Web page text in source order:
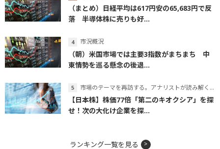
（まとめ）日経平均は617円安の65,683円で反
落 半導体株に売りも好...
市況概況
（朝）米国市場では主要3指数がまちまち 中
東情勢を巡る懸念の後退...
市場のテーマを再訪する。アナリストが読み解くテーマの本質
【日本株】株価77倍「第二のキオクシア」を探
せ！次の大化け企業を探...
ランキング一覧を見る